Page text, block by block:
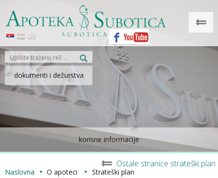
dokumenti i dežurstva
korisne informacije
Ostale stranice strateški plan
Naslovna O apoteci Strateški plan